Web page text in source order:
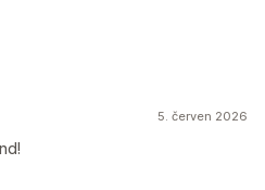
5. červen 2026